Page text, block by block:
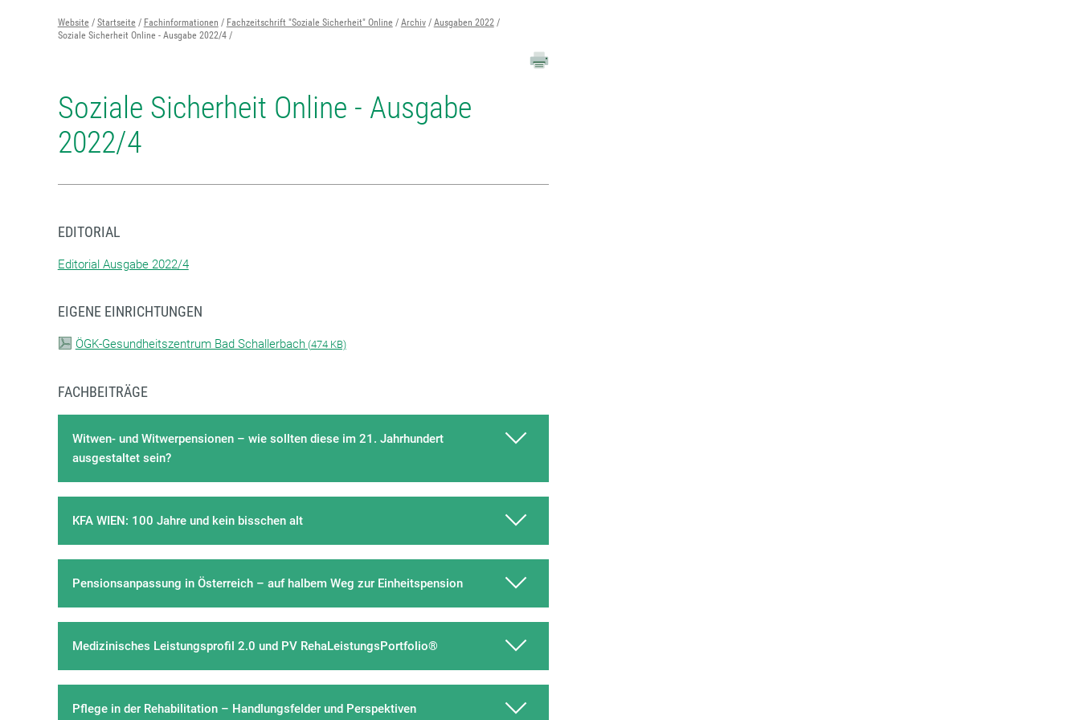
Website Startseite Fachinformationen Fachzeitschrift "Soziale Sicherheit" Online Archiv
Ausgaben 2022
Soziale Sicherheit Online - Ausgabe 2022/4
Soziale Sicherheit Online - Ausgabe
2022/4
EDITORIAL
Editorial Ausgabe 2022/4
EIGENE EINRICHTUNGEN
ÖGK-Gesundheitszentrum Bad Schallerbach(474 KB)
FACHBEITRÄGE
Witwen- und Witwerpensionen – wie sollten diese im 21. Jahrhundert
ausgestaltet sein?
KFA WIEN: 100 Jahre und kein bisschen alt
Pensionsanpassung in Österreich – auf halbem Weg zur Einheitspension
Medizinisches Leistungsprofil 2.0 und PV RehaLeistungsPortfolio®
Pflege in der Rehabilitation – Handlungsfelder und Perspektiven